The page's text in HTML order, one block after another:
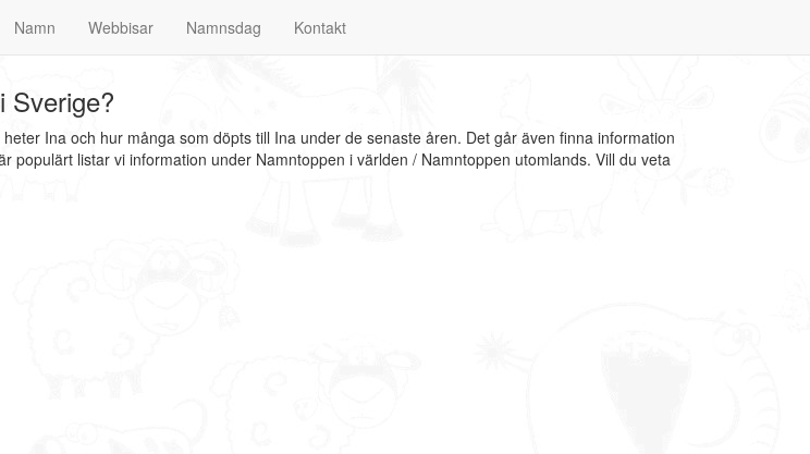
Namn Webbisar Namnsdag Kontakt
Sverige?
Ina och hur många som döpts till Ina under de senaste åren. Det går även finna information
listar vi information under Namntoppen i världen / Namntoppen utomlands. Vill du veta